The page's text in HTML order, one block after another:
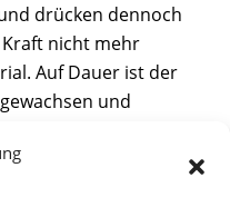
drücken dennoch
nicht mehr
Auf Dauer ist der
und